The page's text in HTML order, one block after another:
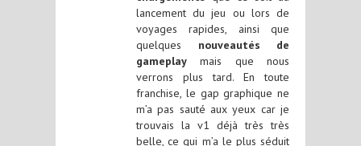
lancement du jeu ou lors de
voyages rapides, ainsi que
quelques nouveautés de
gameplay mais que nous
verrons plus tard. En toute
franchise, le gap graphique ne
m’a pas sauté aux yeux car je
trouvais la v1 déjà très très
belle, ce qui m’a le plus séduit